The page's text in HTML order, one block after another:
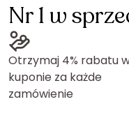
Nr 1 w
Otrzymaj 4% rabatu
kuponie za każde
zamówienie